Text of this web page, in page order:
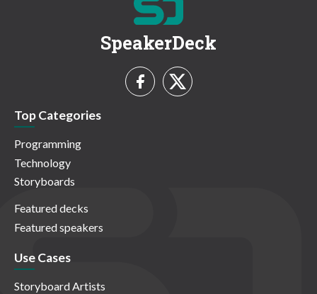
SpeakerDeck
Top Categories
Programming
Technology
Storyboards
Featured decks
Featured speakers
Use Cases
Storyboard Artists